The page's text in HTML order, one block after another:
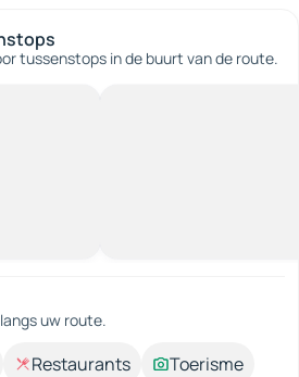
tussenstops in de buurt van de route.
uw route.
Restaurants
Toerisme